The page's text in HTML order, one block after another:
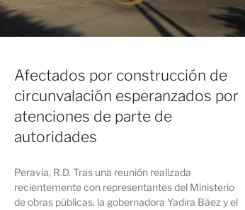
Afectados por construcción de
circunvalación esperanzados por
atenciones de parte de
autoridades
Peravia, R.D. Tras una reunión realizada
recientemente con representantes del Ministerio
de obras públicas, la gobernadora Yadira Báez y el